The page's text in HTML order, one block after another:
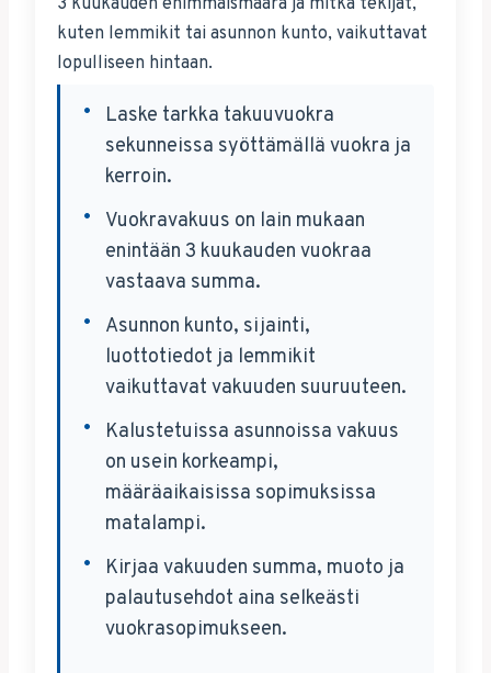
3 kuukauden enimmäismäärä ja mitkä tekijät,
kuten lemmikit tai asunnon kunto, vaikuttavat
lopulliseen hintaan.
Laske tarkka takuuvuokra
sekunneissa syöttämällä vuokra ja
kerroin.
Vuokravakuus on lain mukaan
enintään 3 kuukauden vuokraa
vastaava summa.
Asunnon kunto, sijainti,
luottotiedot ja lemmikit
vaikuttavat vakuuden suuruuteen.
Kalustetuissa asunnoissa vakuus
on usein korkeampi,
määräaikaisissa sopimuksissa
matalampi.
Kirjaa vakuuden summa, muoto ja
palautusehdot aina selkeästi
vuokrasopimukseen.